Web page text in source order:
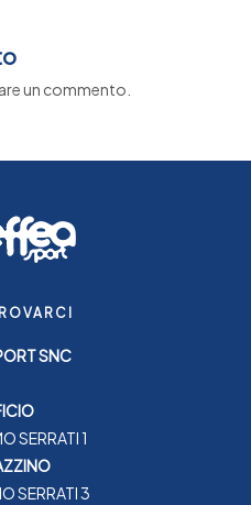
un commento.
SNC
SERRATI 1
SERRATI 3